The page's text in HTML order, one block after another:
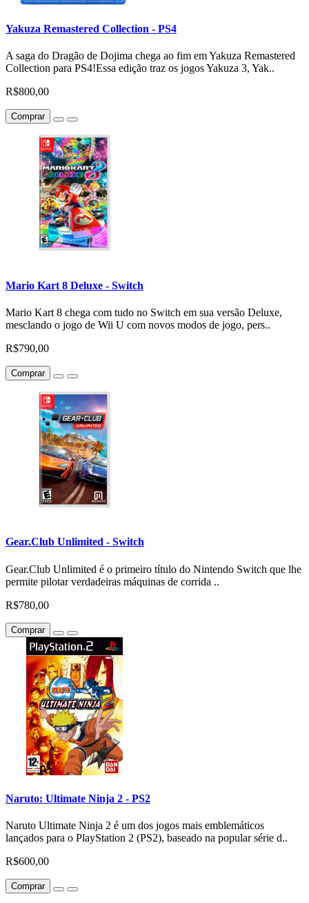
Yakuza Remastered Collection - PS4
A saga do Dragão de Dojima chega ao fim em Yakuza Remastered
Collection para PS4!Essa edição traz os jogos Yakuza 3, Yak..
R$800,00
Comprar
Mario Kart 8 Deluxe - Switch
Mario Kart 8 chega com tudo no Switch em sua versão Deluxe,
mesclando o jogo de Wii U com novos modos de jogo, pers..
R$790,00
Comprar
Gear.Club Unlimited - Switch
Gear.Club Unlimited é o primeiro título do Nintendo Switch que lhe
permite pilotar verdadeiras máquinas de corrida ..
R$780,00
Comprar
Naruto: Ultimate Ninja 2 - PS2
Naruto Ultimate Ninja 2 é um dos jogos mais emblemáticos
lançados para o PlayStation 2 (PS2), baseado na popular série d..
R$600,00
Comprar